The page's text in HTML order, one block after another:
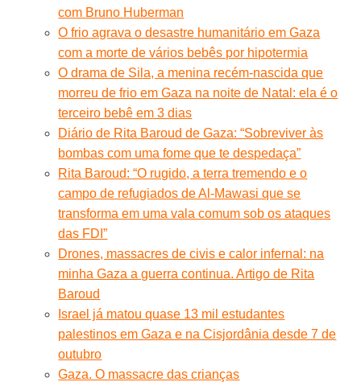
com Bruno Huberman
O frio agrava o desastre humanitário em Gaza
com a morte de vários bebês por hipotermia
O drama de Sila, a menina recém-nascida que
morreu de frio em Gaza na noite de Natal: ela é o
terceiro bebê em 3 dias
Diário de Rita Baroud de Gaza: “Sobreviver às
bombas com uma fome que te despedaça”
Rita Baroud: “O rugido, a terra tremendo e o
campo de refugiados de Al-Mawasi que se
transforma em uma vala comum sob os ataques
das FDI”
Drones, massacres de civis e calor infernal: na
minha Gaza a guerra continua. Artigo de Rita
Baroud
Israel já matou quase 13 mil estudantes
palestinos em Gaza e na Cisjordânia desde 7 de
outubro
Gaza. O massacre das crianças